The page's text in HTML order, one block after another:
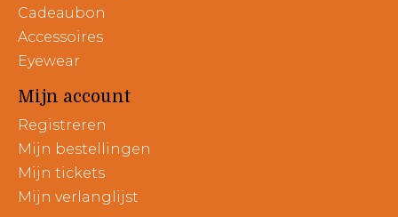
Cadeaubon
Accessoires
Eyewear
Mijn account
Registreren
Mijn bestellingen
Mijn tickets
Mijn verlanglijst